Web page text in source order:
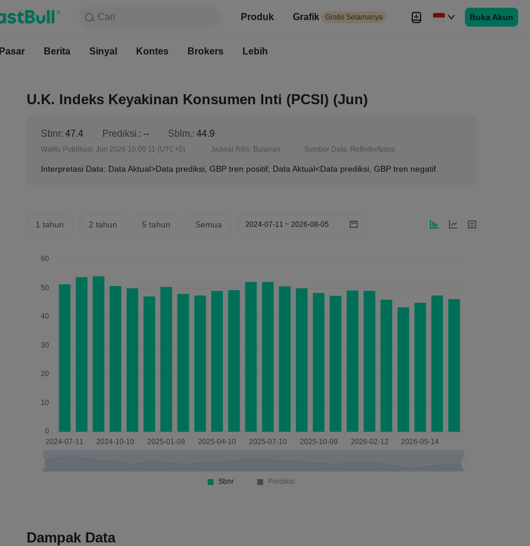
Cari Produk Grafik Gratis Selamanya
Pasar Berita Sinyal Kontes
Buka Akun
Cari
Gratis Selamanya
Pasar Berita Sinyal Kontes Brokers Lebih
U.K. Indeks Keyakinan Konsumen Inti (PCSI) (Jun)
Sbnr: 47.4 Prediksi.: -- Sblm.: 44.9
Waktu Publikasi: Jun 2026 10:00 11 (UTC+0) Jadwal Rilis: Bulanan Sumber Data: Refinitiv/Ipsos
Interpretasi Data: Data Aktual>Data prediksi, GBP tren positif; Data Aktual<Data prediksi, GBP tren negatif.
1 tahun 2 tahun 5 tahun Semua
Dampak Data